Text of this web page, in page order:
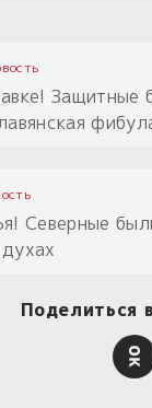
Защитные
Северные
Поделиться